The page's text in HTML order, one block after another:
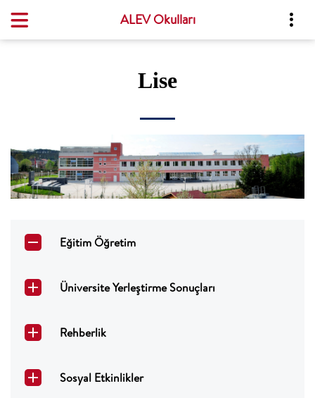
ALEV Okulları
Lise
Eğitim Öğretim
Üniversite Yerleştirme Sonuçları
Rehberlik
Sosyal Etkinlikler